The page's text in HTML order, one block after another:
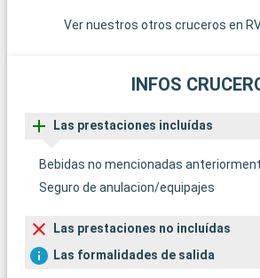
Ver nuestros otros cruceros en RV
INFOS
Las prestaciones incluídas
Bebidas no mencionadas
Seguro de anulacion/equipajes
Las prestaciones no incluídas
Las formalidades de salida